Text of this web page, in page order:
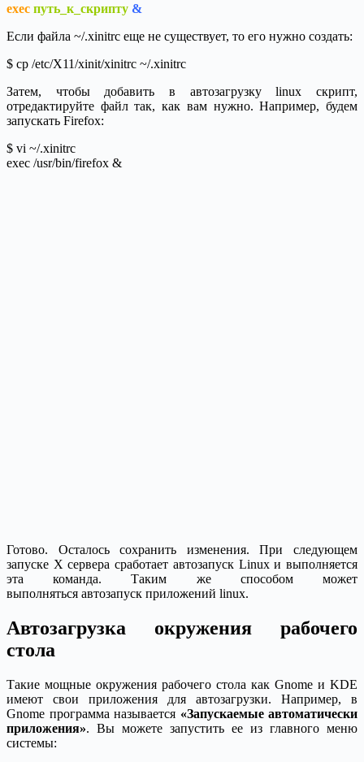
exec путь_к_скрипту &
Если файла ~/.xinitrc еще не существует, то его нужно создать:
$ cp /etc/X11/xinit/xinitrc ~/.xinitrc
Затем, чтобы добавить в автозагрузку linux скрипт,
отредактируйте файл так, как вам нужно. Например, будем
запускать Firefox:
$ vi ~/.xinitrc
exec /usr/bin/firefox &
Готово. Осталось сохранить изменения. При следующем
запуске X сервера сработает автозапуск Linux и выполняется
эта команда. Таким же способом может
выполняться автозапуск приложений linux.
Автозагрузка окружения рабочего
стола
Такие мощные окружения рабочего стола как Gnome и KDE
имеют свои приложения для автозагрузки. Например, в
Gnome программа называется «Запускаемые автоматически
приложения». Вы можете запустить ее из главного меню
системы: